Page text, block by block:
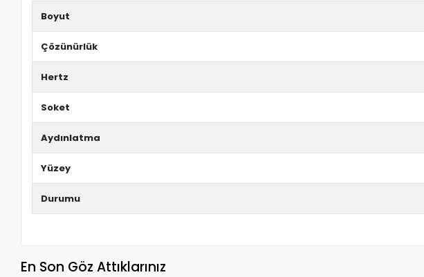
Boyut
Çözünürlük
Hertz
Soket
Aydınlatma
Yüzey
Durumu
En Son Göz Attıklarınız